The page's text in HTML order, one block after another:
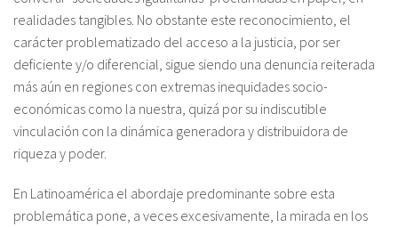
realidades tangibles. No obstante este reconocimiento, el
carácter problematizado del acceso a la justicia, por ser
deficiente y/o diferencial, sigue siendo una denuncia reiterada
más aún en regiones con extremas inequidades socio-
económicas como la nuestra, quizá por su indiscutible
vinculación con la dinámica generadora y distribuidora de
riqueza y poder.
En Latinoamérica el abordaje predominante sobre esta
problemática pone, a veces excesivamente, la mirada en los